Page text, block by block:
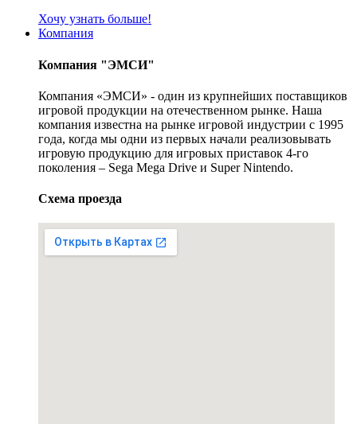
Хочу узнать больше!
Компания
Компания "ЭМСИ"
Компания «ЭМСИ» - один из крупнейших поставщиков
игровой продукции на отечественном рынке. Наша
компания известна на рынке игровой индустрии с 1995
года, когда мы одни из первых начали реализовывать
игровую продукцию для игровых приставок 4-го
поколения – Sega Mega Drive и Super Nintendo.
Схема проезда